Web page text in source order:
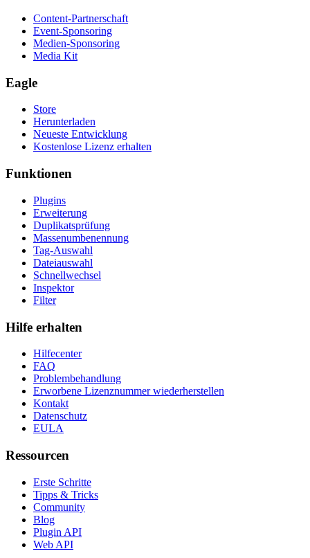
Content-Partnerschaft
Event-Sponsoring
Medien-Sponsoring
Media Kit
Eagle
Store
Herunterladen
Neueste Entwicklung
Kostenlose Lizenz erhalten
Funktionen
Plugins
Erweiterung
Duplikatsprüfung
Massenumbenennung
Tag-Auswahl
Dateiauswahl
Schnellwechsel
Inspektor
Filter
Hilfe erhalten
Hilfecenter
FAQ
Problembehandlung
Erworbene Lizenznummer wiederherstellen
Kontakt
Datenschutz
EULA
Ressourcen
Erste Schritte
Tipps & Tricks
Community
Blog
Plugin API
Web API